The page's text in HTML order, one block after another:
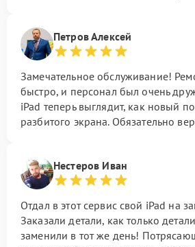
Петров Алексей
Замечательное обслуживание!
быстро, и персонал был очень
iPad теперь выглядит, как новый
разбитого экрана. Обязательно
Нестеров Иван
Отдал в этот сервис свой iPad на
Заказали детали, как только
заменили в тот же день!